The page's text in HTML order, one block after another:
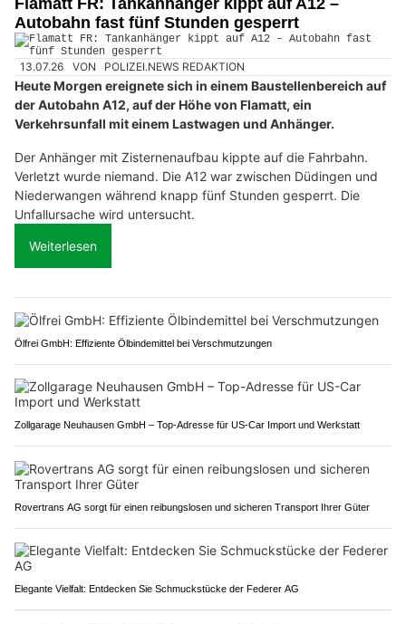
Autobahn fast fünf Stunden gesperrt
13.07.26 VON POLIZEI.NEWS REDAKTION
Heute Morgen ereignete sich in einem Baustellenbereich auf
der Autobahn A12, auf der Höhe von Flamatt, ein
Verkehrsunfall mit einem Lastwagen und Anhänger.
Der Anhänger mit Zisternenaufbau kippte auf die Fahrbahn.
Verletzt wurde niemand. Die A12 war zwischen Düdingen und
Niederwangen während knapp fünf Stunden gesperrt. Die
Unfallursache wird untersucht.
Weiterlesen
Ölfrei GmbH: Effiziente Ölbindemittel bei Verschmutzungen
Zollgarage Neuhausen GmbH – Top-Adresse für US-Car Import und Werkstatt
Rovertrans AG sorgt für einen reibungslosen und sicheren Transport Ihrer Güter
Elegante Vielfalt: Entdecken Sie Schmuckstücke der Federer AG